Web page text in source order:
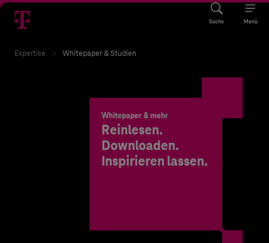
Suche Menü
Expertise Whitepaper & Studien
Whitepaper & mehr
Reinlesen.
Downloaden.
Inspirieren lassen.